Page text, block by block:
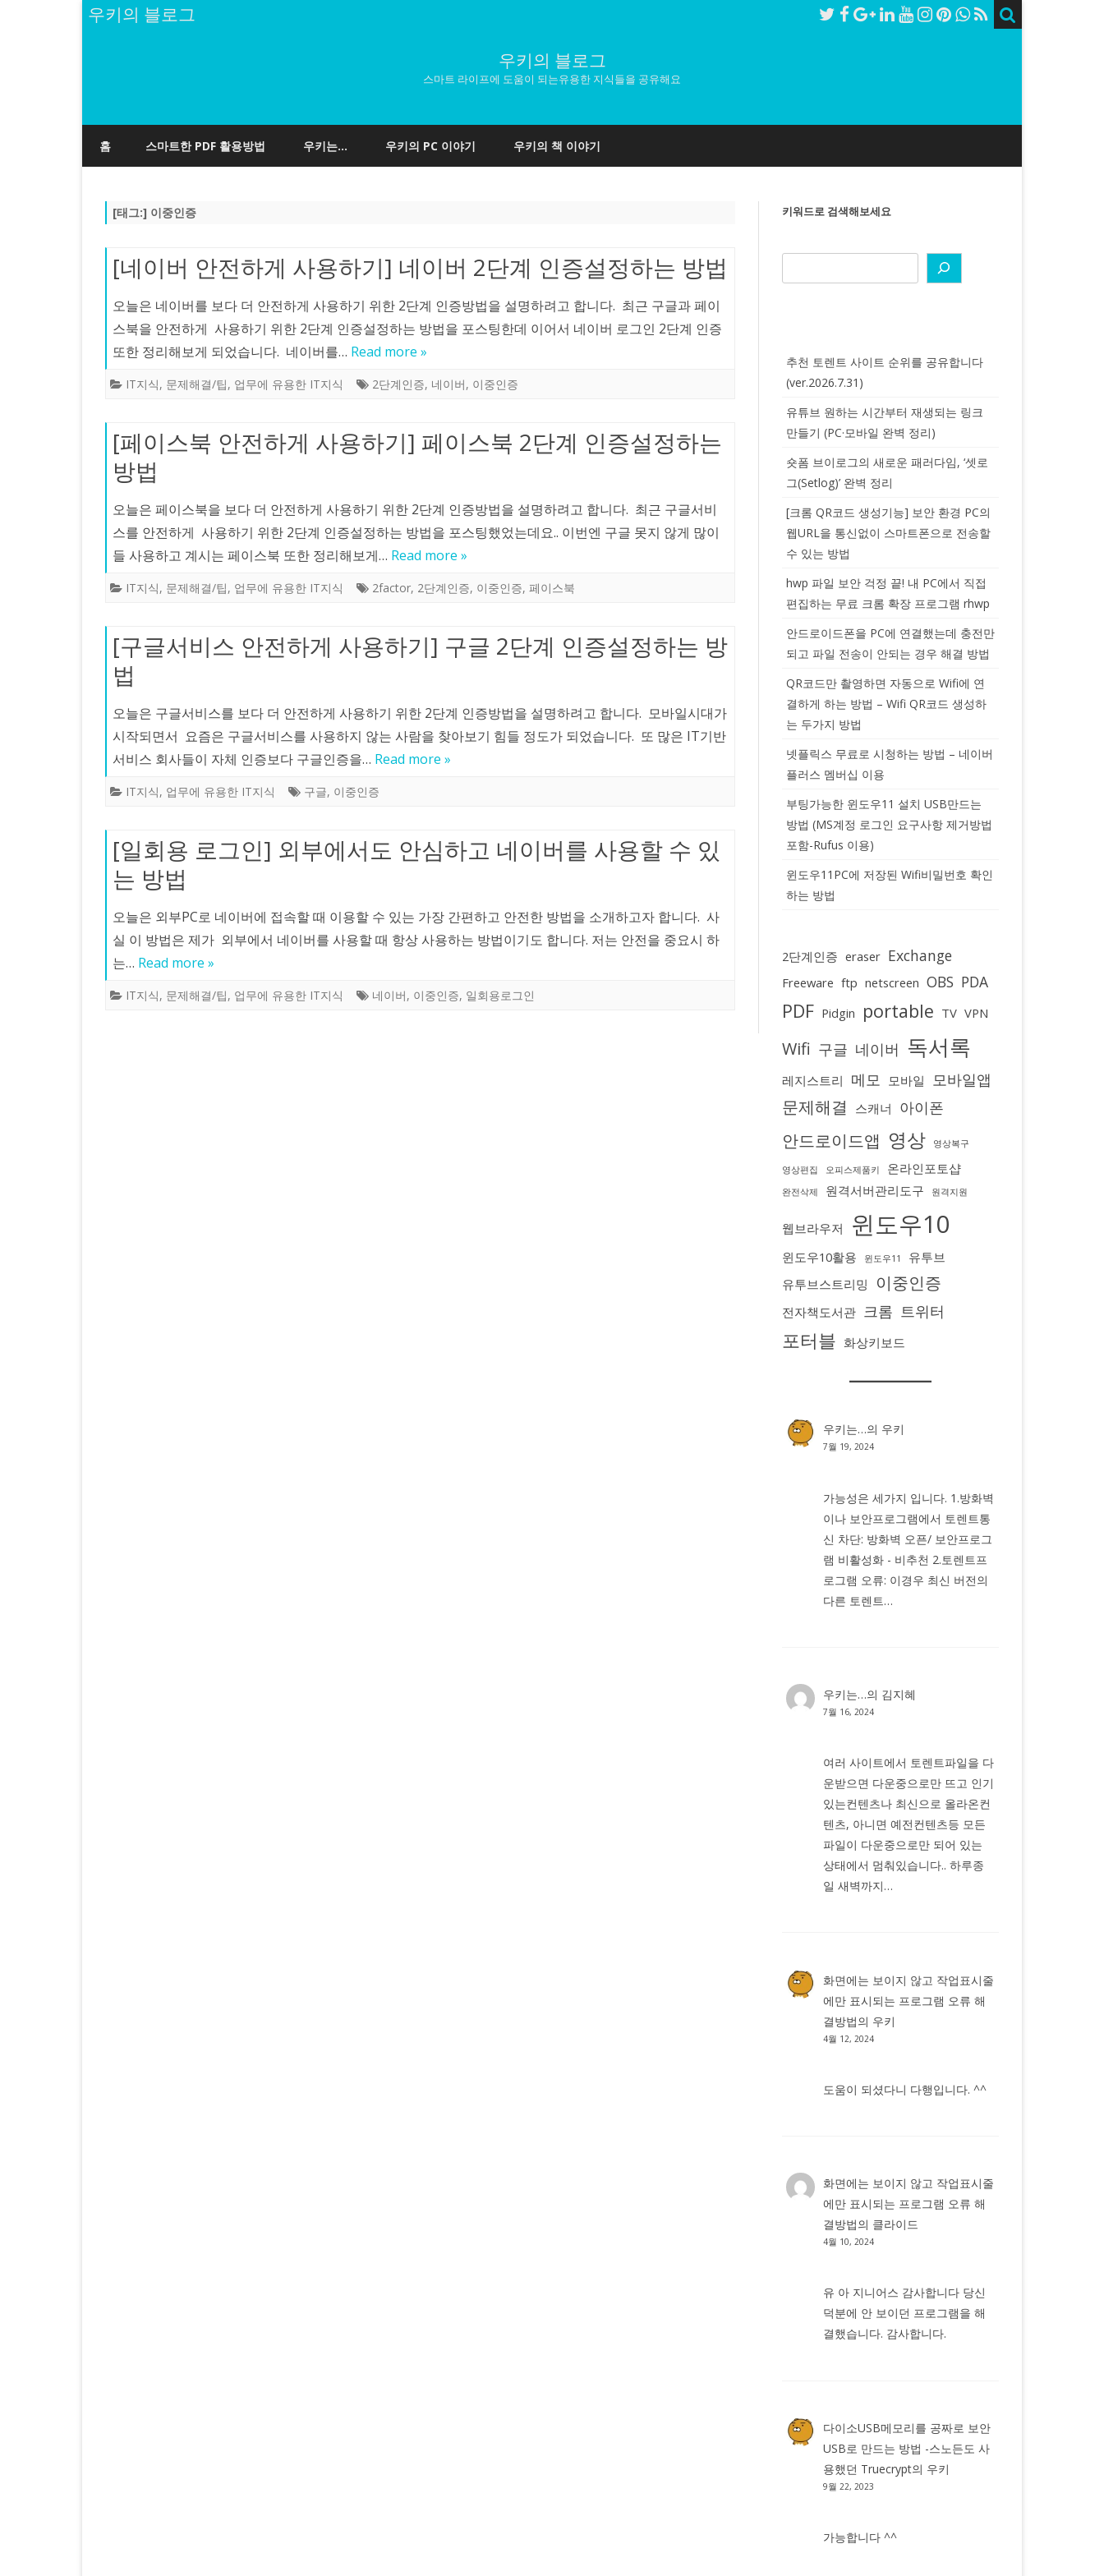
우키의 블로그
우키의 블로그
스마트 라이프에 도움이 되는유용한 지식들을 공유해요
to
content
홈 스마트한 PDF 활용방법 우키는… 우키의 PC 이야기 우키의 책 이야기
[태그:] 이중인증
[네이버 안전하게 사용하기] 네이버 2단계 인증설정하는 방법
오늘은 네이버를 보다 더 안전하게 사용하기 위한 2단계 인증방법을 설명하려고 합니다. 최근 구글과 페이
스북을 안전하게 사용하기 위한 2단계 인증설정하는 방법을 포스팅한데 이어서 네이버 로그인 2단계 인증
또한 정리해보게 되었습니다. 네이버를… Read more »
IT지식, 문제해결/팁, 업무에 유용한 IT지식 2단계인증, 네이버, 이중인증
[페이스북 안전하게 사용하기] 페이스북 2단계 인증설정하는
방법
오늘은 페이스북을 보다 더 안전하게 사용하기 위한 2단계 인증방법을 설명하려고 합니다. 최근 구글서비
스를 안전하게 사용하기 위한 2단계 인증설정하는 방법을 포스팅했었는데요.. 이번엔 구글 못지 않게 많이
들 사용하고 계시는 페이스북 또한 정리해보게… Read more »
IT지식, 문제해결/팁, 업무에 유용한 IT지식 2factor, 2단계인증, 이중인증, 페이스북
[구글서비스 안전하게 사용하기] 구글 2단계 인증설정하는 방
법
오늘은 구글서비스를 보다 더 안전하게 사용하기 위한 2단계 인증방법을 설명하려고 합니다. 모바일시대가
시작되면서 요즘은 구글서비스를 사용하지 않는 사람을 찾아보기 힘들 정도가 되었습니다. 또 많은 IT기반
서비스 회사들이 자체 인증보다 구글인증을… Read more »
IT지식, 업무에 유용한 IT지식 구글, 이중인증
[일회용 로그인] 외부에서도 안심하고 네이버를 사용할 수 있
는 방법
오늘은 외부PC로 네이버에 접속할 때 이용할 수 있는 가장 간편하고 안전한 방법을 소개하고자 합니다. 사
실 이 방법은 제가 외부에서 네이버를 사용할 때 항상 사용하는 방법이기도 합니다. 저는 안전을 중요시 하
는… Read more »
IT지식, 문제해결/팁, 업무에 유용한 IT지식 네이버, 이중인증, 일회용로그인
키워드로 검색해보세요
추천 토렌트 사이트 순위를 공유합니다
(ver.2026.7.31)
유튜브 원하는 시간부터 재생되는 링크
만들기 (PC·모바일 완벽 정리)
숏폼 브이로그의 새로운 패러다임, ‘셋로
그(Setlog)’ 완벽 정리
[크롬 QR코드 생성기능] 보안 환경 PC의
웹URL을 통신없이 스마트폰으로 전송할
수 있는 방법
hwp 파일 보안 걱정 끝! 내 PC에서 직접
편집하는 무료 크롬 확장 프로그램 rhwp
안드로이드폰을 PC에 연결했는데 충전만
되고 파일 전송이 안되는 경우 해결 방법
QR코드만 촬영하면 자동으로 Wifi에 연
결하게 하는 방법 – Wifi QR코드 생성하
는 두가지 방법
넷플릭스 무료로 시청하는 방법 – 네이버
플러스 멤버십 이용
부팅가능한 윈도우11 설치 USB만드는
방법 (MS계정 로그인 요구사항 제거방법
포함-Rufus 이용)
윈도우11PC에 저장된 Wifi비밀번호 확인
하는 방법
2단계인증 eraser Exchange
Freeware ftp netscreen OBS PDA
PDF Pidgin portable TV VPN
Wifi 구글 네이버 독서록
레지스트리 메모 모바일 모바일앱
문제해결 스캐너 아이폰
안드로이드앱 영상 영상복구
영상편집 오피스제품키 온라인포토샵
완전삭제 원격서버관리도구 원격지원
웹브라우저 윈도우10
윈도우10활용 윈도우11
유투브
유투브스트리밍
이중인증
전자책도서관 크롬 트위터
포터블 화상키보드
우키는…의 우키
7월 19, 2024
가능성은 세가지 입니다. 1.방화벽
이나 보안프로그램에서 토렌트통
신 차단: 방화벽 오픈/ 보안프로그
램 비활성화 - 비추천 2.토렌트프
로그램 오류: 이경우 최신 버전의
다른 토렌트…
우키는…의 김지혜
7월 16, 2024
여러 사이트에서 토렌트파일을 다
운받으면 다운중으로만 뜨고 인기
있는컨텐츠나 최신으로 올라온컨
텐츠, 아니면 예전컨텐츠등 모든
파일이 다운중으로만 되어 있는
상태에서 멈춰있습니다.. 하루종
일 새벽까지…
화면에는 보이지 않고 작업표시줄
에만 표시되는 프로그램 오류 해
결방법의 우키
4월 12, 2024
도움이 되셨다니 다행입니다. ^^
화면에는 보이지 않고 작업표시줄
에만 표시되는 프로그램 오류 해
결방법의 클라이드
4월 10, 2024
유 아 지니어스 감사합니다 당신
덕분에 안 보이던 프로그램을 해
결했습니다. 감사합니다.
다이소USB메모리를 공짜로 보안
USB로 만드는 방법 -스노든도 사
용했던 Truecrypt의 우키
9월 22, 2023
가능합니다 ^^